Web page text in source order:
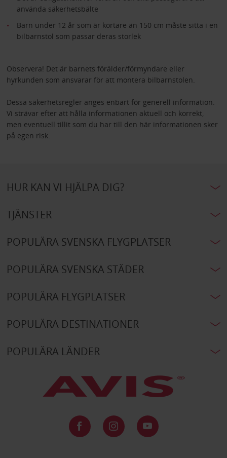
använda säkerhetsbälte
Barn under 12 år som är kortare än 150 cm måste sitta i en
bilbarnstol som passar deras storlek
Observera! Det är barnets förälder/förmyndare eller
hyrkunden som ansvarar för att montera bilbarnstolen.
Dessa säkerhetsregler anges enbart för generell information.
Vi strävar efter att hålla informationen aktuell och korrekt,
men eventuell tillit som du har till den här informationen sker
på egen risk.
HUR KAN VI HJÄLPA DIG?
TJÄNSTER
POPULÄRA SVENSKA FLYGPLATSER
POPULÄRA SVENSKA STÄDER
POPULÄRA FLYGPLATSER
POPULÄRA DESTINATIONER
POPULÄRA LÄNDER